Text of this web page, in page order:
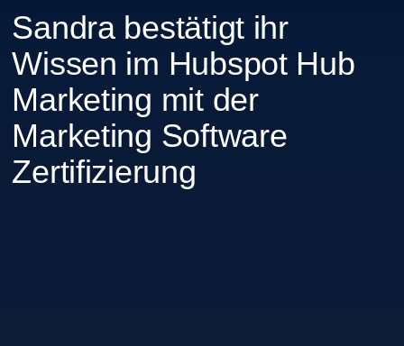
Sandra bestätigt ihr
Wissen im Hubspot Hub
Marketing mit der
Marketing Software
Zertifizierung